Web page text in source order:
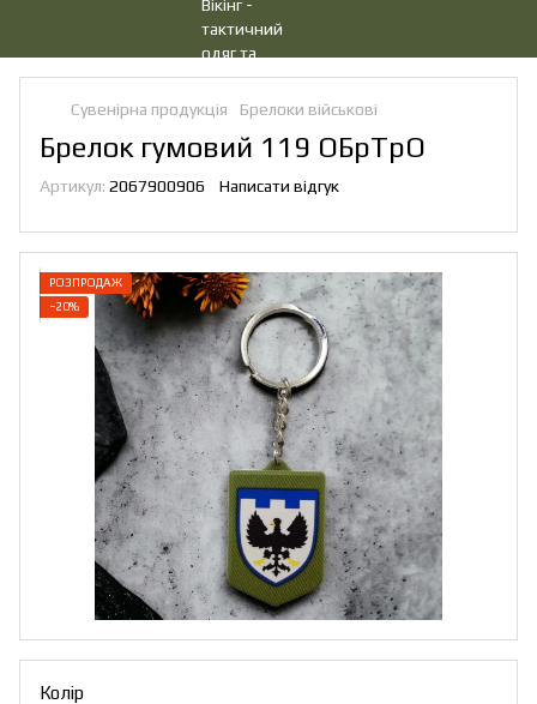
Сувенірна продукція Брелоки військові
Брелок гумовий 119 ОБрТрО
Артикул: 2067900906 Написати відгук
РОЗПРОДАЖ
−20%
Колір